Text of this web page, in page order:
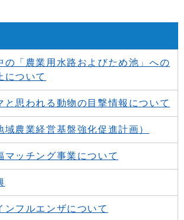
の「農業用水路およびため池」への
について
と思われる動物の目撃情報について
域農業経営基盤強化促進計画）
マッチング事業について
ンフルエンザについて